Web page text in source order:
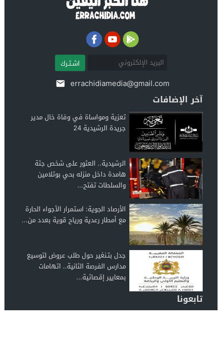
اشـتـرك
errachidiamedia@gmail.com
آخر الإضافات
تعزية ومواساة في وفاة خال مدير
جريدة الرشيدية 24
الرشيدية.. العثور على شخص جثة
هامدة داخل منزله بحي بوتلامين
والسلطات تفتح...
الأرصاد الجوية: استمرار الأجواء الحارة
مع أمطار رعدية ورياح قوية بعدد من...
جدل بتـنغير حول طلب عروض لتوسيع
مدارس الفرصة الثانية.. اتهامات
بمعايير إقصائية...
تابعونا